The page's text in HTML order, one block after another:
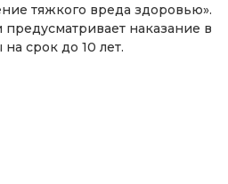
тяжкого вреда здоровью».
наказание в
срок до 10 лет.